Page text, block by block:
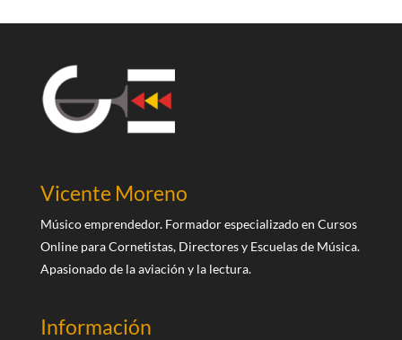
Vicente Moreno
Músico emprendedor. Formador especializado en Cursos
Online para Cornetistas, Directores y Escuelas de Música.
Apasionado de la aviación y la lectura.
Información